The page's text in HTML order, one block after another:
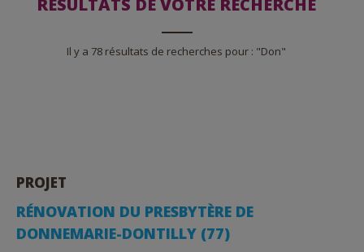
RÉSULTATS DE VOTRE RECHERCHE
Il y a 78 résultats de recherches pour : "Don"
PROJET
RÉNOVATION DU PRESBYTÈRE DE
DONNEMARIE-DONTILLY (77)